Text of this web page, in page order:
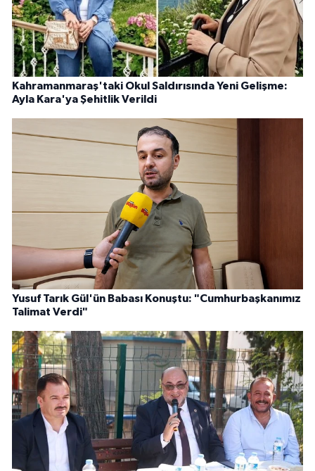
Kahramanmaraş'taki Okul Saldırısında Yeni Gelişme:
Ayla Kara'ya Şehitlik Verildi
Yusuf Tarık Gül'ün Babası Konuştu: "Cumhurbaşkanımız
Talimat Verdi"